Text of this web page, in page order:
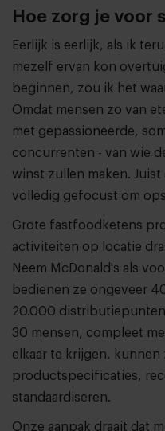
Hoe zorg je voor
Eerlijk is eerlijk, als ik
mezelf ervan kon
beginnen, zou ik het
Omdat mensen zo van
met gepassioneerde,
concurrenten - van wie
winst zullen maken.
volledig gefocust om
Grote fastfoodketens
activiteiten op locatie
Neem McDonald's als
bedienen ze ongeveer
20.000
30 mensen, compleet
elkaar te krijgen, kunnen
productspecificaties,
standaardiseren.
Onze aanpak draait dat